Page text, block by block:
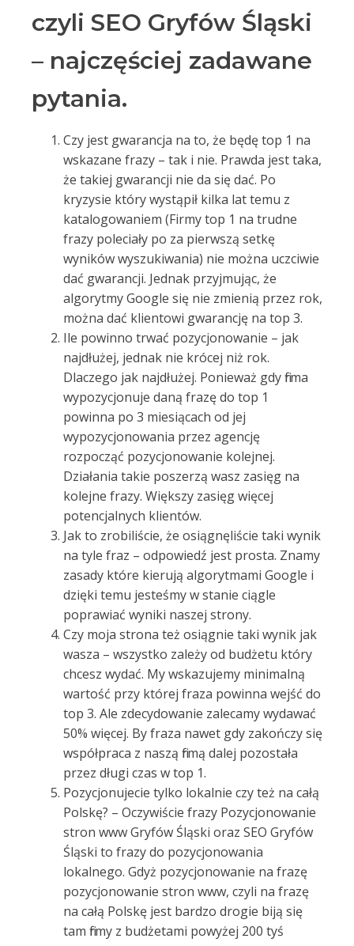
czyli SEO Gryfów Śląski
– najczęściej zadawane
pytania.
Czy jest gwarancja na to, że będę top 1 na
wskazane frazy – tak i nie. Prawda jest taka,
że takiej gwarancji nie da się dać. Po
kryzysie który wystąpił kilka lat temu z
katalogowaniem (Firmy top 1 na trudne
frazy poleciały po za pierwszą setkę
wyników wyszukiwania) nie można uczciwie
dać gwarancji. Jednak przyjmując, że
algorytmy Google się nie zmienią przez rok,
można dać klientowi gwarancję na top 3.
Ile powinno trwać pozycjonowanie – jak
najdłużej, jednak nie krócej niż rok.
Dlaczego jak najdłużej. Ponieważ gdy firma
wypozycjonuje daną frazę do top 1
powinna po 3 miesiącach od jej
wypozycjonowania przez agencję
rozpocząć pozycjonowanie kolejnej.
Działania takie poszerzą wasz zasięg na
kolejne frazy. Większy zasięg więcej
potencjalnych klientów.
Jak to zrobiliście, że osiągnęliście taki wynik
na tyle fraz – odpowiedź jest prosta. Znamy
zasady które kierują algorytmami Google i
dzięki temu jesteśmy w stanie ciągle
poprawiać wyniki naszej strony.
Czy moja strona też osiągnie taki wynik jak
wasza – wszystko zależy od budżetu który
chcesz wydać. My wskazujemy minimalną
wartość przy której fraza powinna wejść do
top 3. Ale zdecydowanie zalecamy wydawać
50% więcej. By fraza nawet gdy zakończy się
współpraca z naszą firmą dalej pozostała
przez długi czas w top 1.
Pozycjonujecie tylko lokalnie czy też na całą
Polskę? – Oczywiście frazy Pozycjonowanie
stron www Gryfów Śląski oraz SEO Gryfów
Śląski to frazy do pozycjonowania
lokalnego. Gdyż pozycjonowanie na frazę
pozycjonowanie stron www, czyli na frazę
na całą Polskę jest bardzo drogie biją się
tam firmy z budżetami powyżej 200 tyś